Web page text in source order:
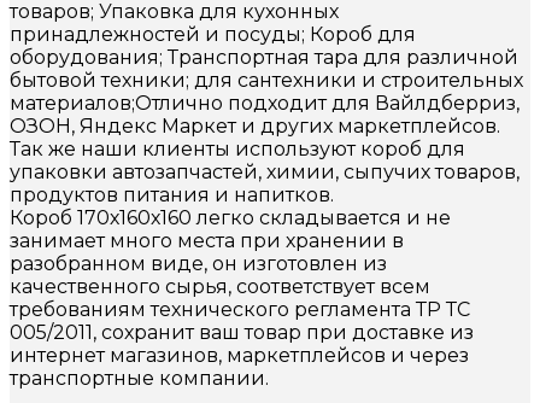
товаров; Упаковка для кухонных
принадлежностей и посуды; Короб для
оборудования; Транспортная тара для различной
бытовой техники; для сантехники и строительных
материалов;Отлично подходит для Вайлдберриз,
ОЗОН, Яндекс Маркет и других маркетплейсов.
Так же наши клиенты используют короб для
упаковки автозапчастей, химии, сыпучих товаров,
продуктов питания и напитков.
Короб 170х160х160 легко складывается и не
занимает много места при хранении в
разобранном виде, он изготовлен из
качественного сырья, соответствует всем
требованиям технического регламента ТР ТС
005/2011, сохранит ваш товар при доставке из
интернет магазинов, маркетплейсов и через
транспортные компании.